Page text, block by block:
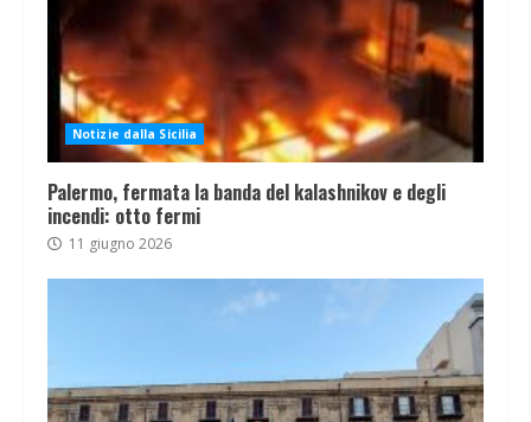
Notizie dalla Sicilia
Palermo, fermata la banda del kalashnikov e degli
incendi: otto fermi
11 giugno 2026